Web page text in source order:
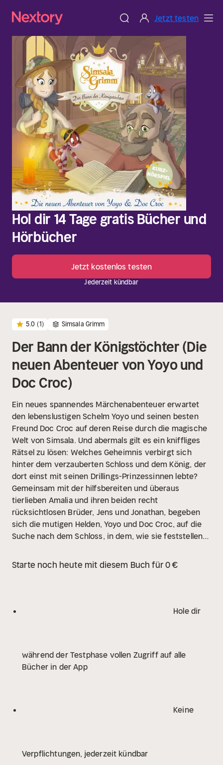
Jetzt testen
Hol dir 14 Tage gratis Bücher und
Hörbücher
Jetzt kostenlos testen
Jederzeit kündbar
5.0 (1) Simsala Grimm
Der Bann der Königstöchter (Die
neuen Abenteuer von Yoyo und
Doc Croc)
Ein neues spannendes Märchenabenteuer erwartet
den lebenslustigen Schelm Yoyo und seinen besten
Freund Doc Croc auf deren Reise durch die magische
Welt von Simsala. Und abermals gilt es ein kniffliges
Rätsel zu lösen: Welches Geheimnis verbirgt sich
hinter dem verzauberten Schloss und dem König, der
dort einst mit seinen Drillings-Prinzessinnen lebte?
Gemeinsam mit der hilfsbereiten und überaus
tierlieben Amalia und ihren beiden recht
rücksichtlosen Brüder, Jens und Jonathan, begeben
sich die mutigen Helden, Yoyo und Doc Croc, auf die
Suche nach dem Schloss, in dem, wie sie feststellen
sind.
Wird es ihnen gelingen, ihre Kräfte zu vereinen,
lösen?
Starte noch heute mit diesem Buch für 0 €
Hole dir
während der Testphase vollen Zugriff auf alle
Bücher in der App
Keine
Verpflichtungen, jederzeit kündbar